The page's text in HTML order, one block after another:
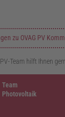
zu OVAG PV
Team hilft Ihnen
Team
Photovoltaik